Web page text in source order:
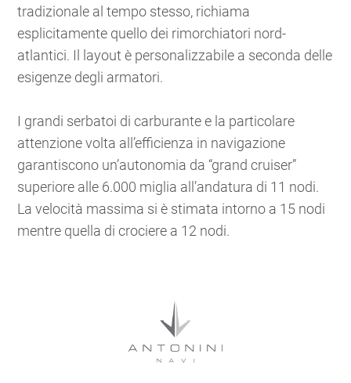
tradizionale al tempo stesso, richiama
esplicitamente quello dei rimorchiatori nord-
atlantici. Il layout è personalizzabile a seconda delle
esigenze degli armatori.
I grandi serbatoi di carburante e la particolare
attenzione volta all’efficienza in navigazione
garantiscono un’autonomia da “grand cruiser”
superiore alle 6.000 miglia all’andatura di 11 nodi.
La velocità massima si è stimata intorno a 15 nodi
mentre quella di crociere a 12 nodi.